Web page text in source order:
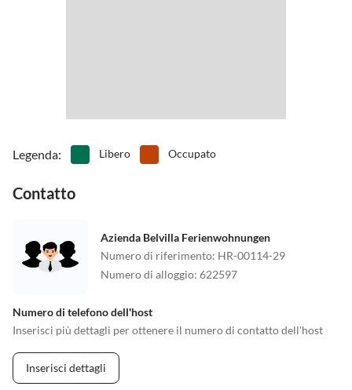
Legenda: Libero Occupato
Contatto
Azienda Belvilla Ferienwohnungen
Numero di riferimento: HR-00114-29
Numero di alloggio: 622597
Numero di telefono dell'host
Inserisci più dettagli per ottenere il numero di contatto dell'host
Inserisci dettagli